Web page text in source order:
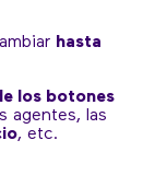
hasta
los botones
agentes, las
, etc.